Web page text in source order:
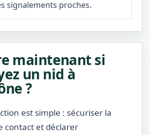
signalements proches.
maintenant si
un nid à
?
est simple : sécuriser la
contact et déclarer